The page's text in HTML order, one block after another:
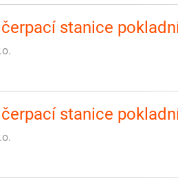
stanice
stanice